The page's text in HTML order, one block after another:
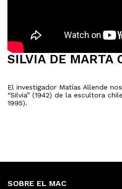
SILVIA DE MARTA
El investigador Matías Allende
“Silvia” (1942) de la escultora
1995).
SOBRE EL MAC